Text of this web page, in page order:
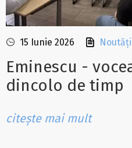
15 Iunie 2026 Noutăți
Eminescu -
dincolo de timp
citește mai mult